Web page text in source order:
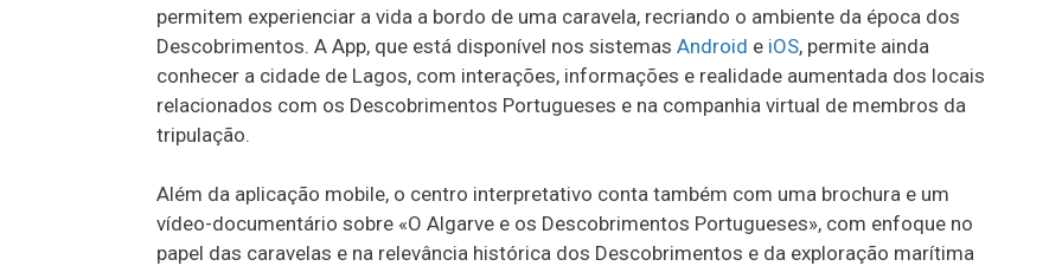
permitem experienciar a vida a bordo de uma caravela, recriando o ambiente da época dos
Descobrimentos. A App, que está disponível nos sistemas Android e iOS, permite ainda
conhecer a cidade de Lagos, com interações, informações e realidade aumentada dos locais
relacionados com os Descobrimentos Portugueses e na companhia virtual de membros da
tripulação.
Além da aplicação mobile, o centro interpretativo conta também com uma brochura e um
vídeo-documentário sobre «O Algarve e os Descobrimentos Portugueses», com enfoque no
papel das caravelas e na relevância histórica dos Descobrimentos e da exploração marítima